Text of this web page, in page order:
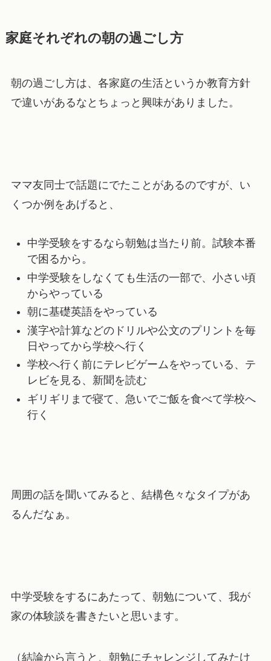
家庭それぞれの朝の過ごし方
朝の過ごし方は、各家庭の生活というか教育方針
で違いがあるなとちょっと興味がありました。
ママ友同士で話題にでたことがあるのですが、い
くつか例をあげると、
中学受験をするなら朝勉は当たり前。試験本番
で困るから。
中学受験をしなくても生活の一部で、小さい頃
からやっている
朝に基礎英語をやっている
漢字や計算などのドリルや公文のプリントを毎
日やってから学校へ行く
学校へ行く前にテレビゲームをやっている、テ
レビを見る、新聞を読む
ギリギリまで寝て、急いでご飯を食べて学校へ
行く
周囲の話を聞いてみると、結構色々なタイプがあ
るんだなぁ。
中学受験をするにあたって、朝勉について、我が
家の体験談を書きたいと思います。
（結論から言うと、朝勉にチャレンジしてみたけ